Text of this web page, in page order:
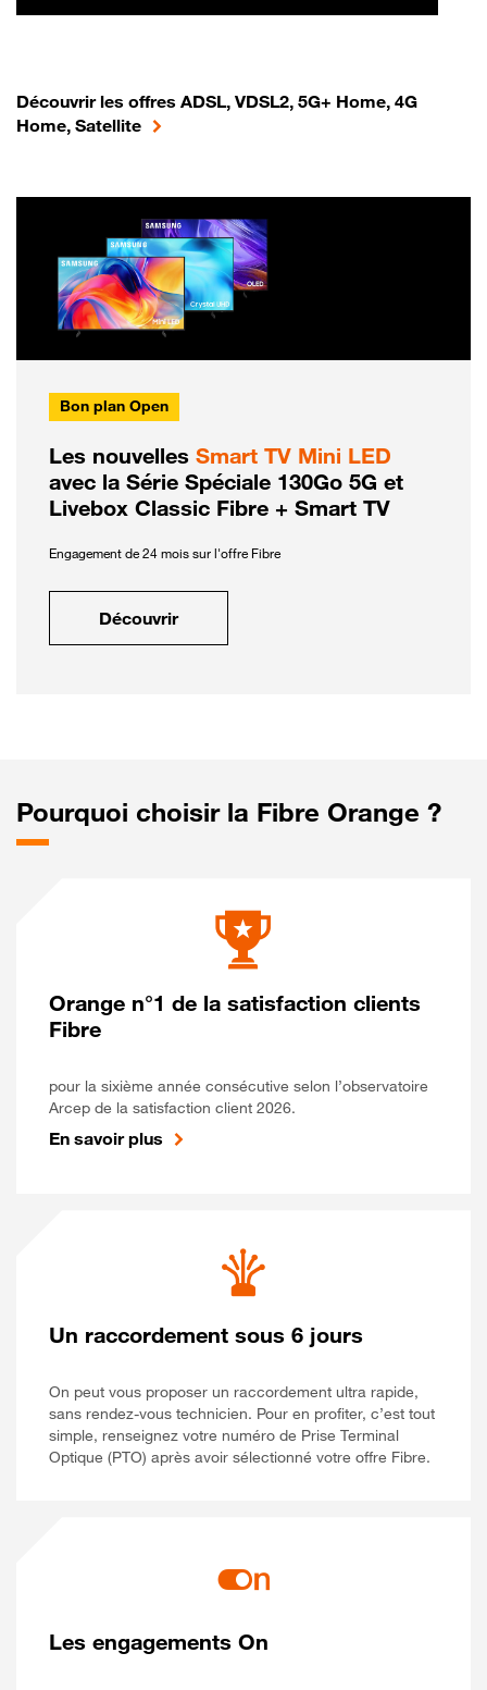
Découvrir les offres ADSL, VDSL2, 5G+ Home, 4G
Home, Satellite
Bon plan Open
Les nouvelles Smart TV Mini LED
avec la Série Spéciale 130Go 5G et
Livebox Classic Fibre + Smart TV
Engagement de 24 mois sur l'offre Fibre
Découvrir
Pourquoi choisir la Fibre Orange ?
Orange n°1 de la satisfaction clients
Fibre
pour la sixième année consécutive selon l’observatoire
Arcep de la satisfaction client 2026.
En savoir plus
Un raccordement sous 6 jours
On peut vous proposer un raccordement ultra rapide,
sans rendez-vous technicien. Pour en profiter, c’est tout
simple, renseignez votre numéro de Prise Terminal
Optique (PTO) après avoir sélectionné votre offre Fibre.
Les engagements On